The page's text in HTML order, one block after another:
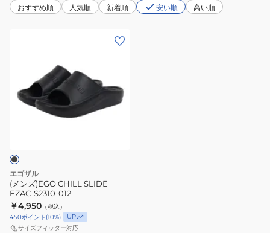
おすすめ順 人気順 新着順 安い順 高い順
CHILL
SLIDE
EZAC-
エゴザル
(メンズ)EGO CHILL SLIDE
EZAC-S2310-012
￥4,950 （税込）
450ポイント (10%)
UP
サイズフィッター対応